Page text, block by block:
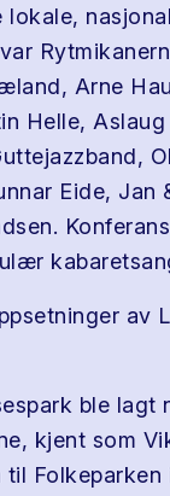
Arne
Helle,
Eide, Jan
av
ble lagt
kjent som
Folkeparken